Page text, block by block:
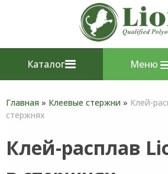
Каталог Меню
Главная » Клеевые стержни » Клей-
стержнях
Клей-расплав